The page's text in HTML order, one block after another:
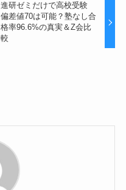
進研ゼミだけで高校受験
偏差値70は可能？塾なし合
格率96.6%の真実＆Z会比
較